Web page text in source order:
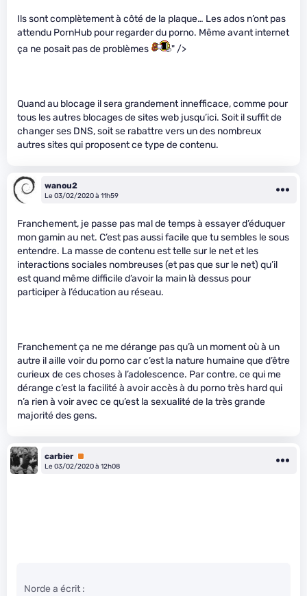
Ils sont complètement à côté de la plaque… Les ados n’ont pas
attendu PornHub pour regarder du porno. Même avant internet
ça ne posait pas de problèmes
" />
Quand au blocage il sera grandement innefficace, comme pour
tous les autres blocages de sites web jusqu’ici. Soit il suffit de
changer ses DNS, soit se rabattre vers un des nombreux
autres sites qui proposent ce type de contenu.
wanou2
Le 03/02/2020 à 11h59
Franchement, je passe pas mal de temps à essayer d’éduquer
mon gamin au net. C’est pas aussi facile que tu sembles le sous
entendre. La masse de contenu est telle sur le net et les
interactions sociales nombreuses (et pas que sur le net) qu’il
est quand même difficile d’avoir la main là dessus pour
participer à l’éducation au réseau.
Franchement ça ne me dérange pas qu’à un moment où à un
autre il aille voir du porno car c’est la nature humaine que d’être
curieux de ces choses à l’adolescence. Par contre, ce qui me
dérange c’est la facilité à avoir accès à du porno très hard qui
n’a rien à voir avec ce qu’est la sexualité de la très grande
majorité des gens.
carbier Premium
Le 03/02/2020 à 12h08
Norde a écrit :